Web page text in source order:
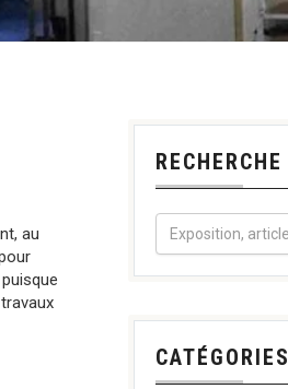
au
RECHERCHE
CATÉGORIES